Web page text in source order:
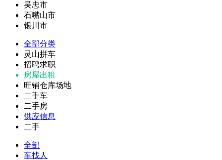
吴忠市
石嘴山市
银川市
全部分类
灵山拼车
招聘求职
房屋出租
旺铺仓库场地
二手车
二手房
供应信息
二手
全部
车找人